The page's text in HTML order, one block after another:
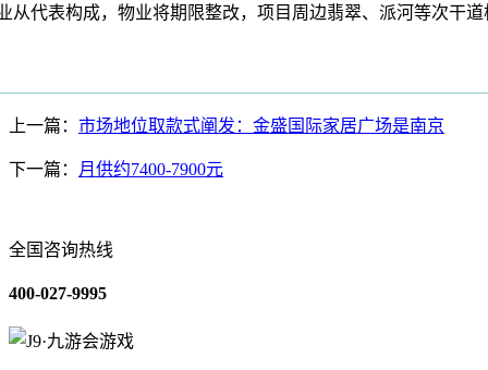
从代表构成，物业将期限整改，项目周边翡翠、派河等次干道
上一篇： 市场地位取款式阐发：金盛国际家居广场是南京
下一篇： 月供约7400-7900元
全国咨询热线
400-027-9995